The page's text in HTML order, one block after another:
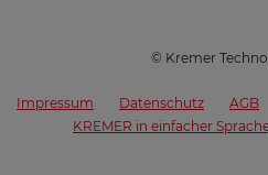
© Kremer
Impressum Datenschutz AGB
KREMER in einfacher